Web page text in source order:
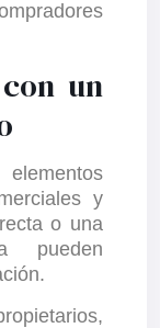
un
y
o una
pueden